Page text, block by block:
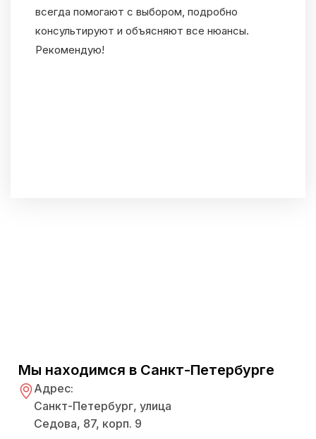
всегда помогают с выбором, подробно
консультируют и объясняют все нюансы.
Рекомендую!
Мы находимся в Санкт-Петербурге
Адрес:
Санкт-Петербург, улица
Седова, 87, корп. 9